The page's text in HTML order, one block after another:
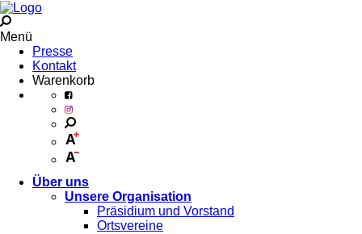
Menü
Presse
Kontakt
Warenkorb
Über uns
Unsere Organisation
Präsidium und Vorstand
Ortsvereine